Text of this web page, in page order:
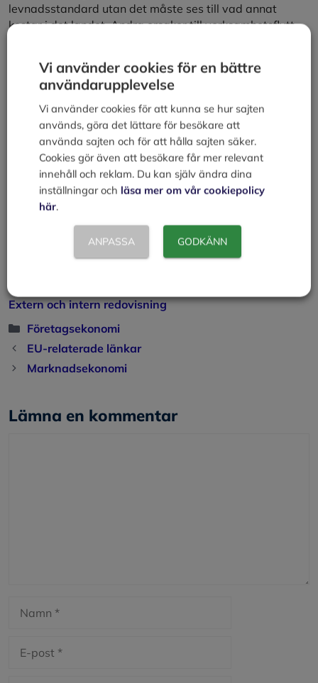
levnadsstandard utan det måste ses till vad annat
kostar i det landet. Andra orsaker till verksamhetsflytt
råvaruresurs. Hur dessa ”fördelar” beskrivs och jämförs
hanteras i området makroekonomi.
Andra exempel som beskrivs inom makroekonomi är
priser och inflation, valutakurser, pengar och definitionen
på begreppet pengar, ränta, multiplikatoreffekt, full
sysselsättning och arbetslöshet, tillväxtteorier.
Läs mer om:
Marknadsekonomi
Efterfrågan och utbud på varor och tjänster
Extern och intern redovisning
Kategorier
Företagsekonomi
EU-relaterade länkar
Marknadsekonomi
Lämna en kommentar
post
Vi använder cookies för en bättre
användarupplevelse
Vi använder cookies för att kunna se hur sajten
används, göra det lättare för besökare att
använda sajten och för att hålla sajten säker.
Cookies gör även att besökare får mer relevant
innehåll och reklam. Du kan själv ändra dina
inställningar och läsa mer om vår cookiepolicy
här.
ANPASSA GODKÄNN